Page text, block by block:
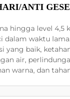
ANTI
hingga level 4,5
dalam waktu
yang baik,
air,
warna, dan